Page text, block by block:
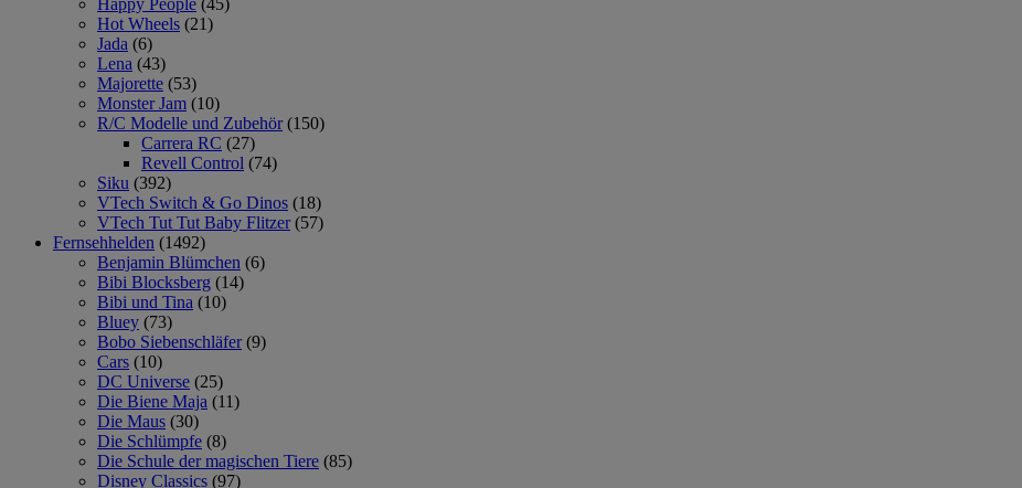
Happy People (45)
Hot Wheels (21)
Jada (6)
Lena (43)
Majorette (53)
Monster Jam (10)
R/C Modelle und Zubehör (150)
Carrera RC (27)
Revell Control (74)
Siku (392)
VTech Switch & Go Dinos (18)
VTech Tut Tut Baby Flitzer (57)
Fernsehhelden (1492)
Benjamin Blümchen (6)
Bibi Blocksberg (14)
Bibi und Tina (10)
Bluey (73)
Bobo Siebenschläfer (9)
Cars (10)
DC Universe (25)
Die Biene Maja (11)
Die Maus (30)
Die Schlümpfe (8)
Die Schule der magischen Tiere (85)
Disney Classics (97)